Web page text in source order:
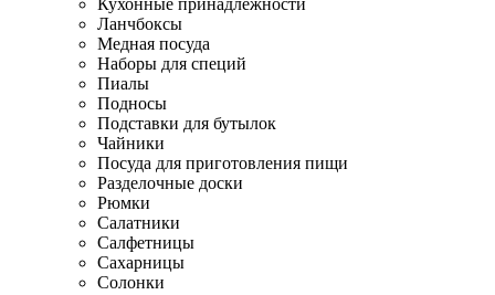
Кухонные принадлежности
Ланчбоксы
Медная посуда
Наборы для специй
Пиалы
Подносы
Подставки для бутылок
Чайники
Посуда для приготовления пищи
Разделочные доски
Рюмки
Салатники
Салфетницы
Сахарницы
Солонки